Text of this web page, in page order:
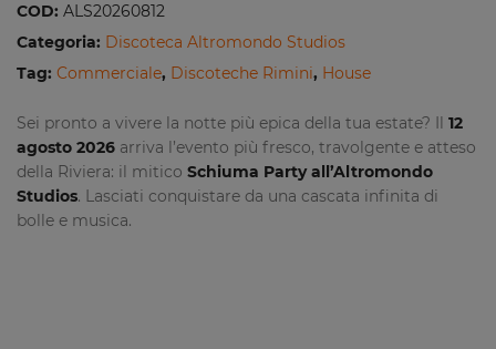
COD: ALS20260812
Categoria: Discoteca Altromondo Studios
Tag: Commerciale, Discoteche Rimini, House
Sei pronto a vivere la notte più epica della tua estate? Il 12
agosto 2026 arriva l’evento più fresco, travolgente e atteso
della Riviera: il mitico Schiuma Party all’Altromondo
Studios. Lasciati conquistare da una cascata infinita di
bolle e musica.